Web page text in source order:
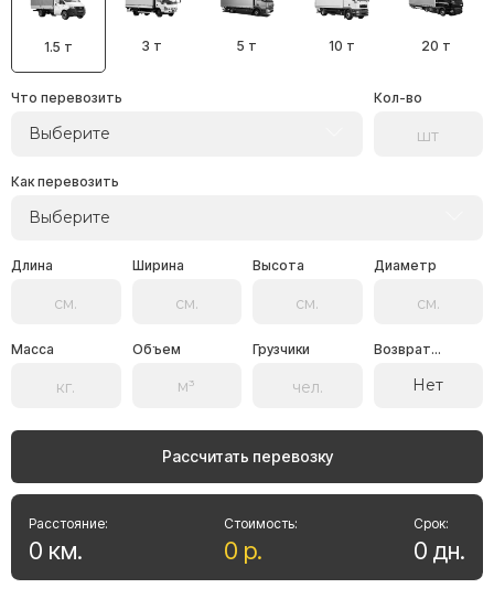
1.5 т 3 т 5 т 10 т 20 т
Что перевозить
Выберите
Кол-во
Как перевозить
Выберите
Длина Ширина Высота Диаметр
Масса Объем Грузчики Возврат...
Нет
Рассчитать перевозку
Стоимость:
0 р.
Расстояние:
0 км.
Срок:
0 дн.